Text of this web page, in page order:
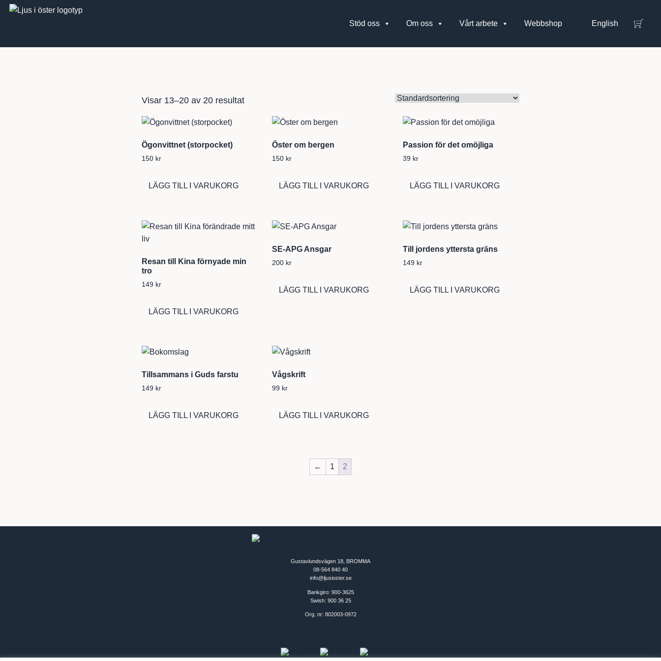
Stöd oss Om oss Vårt arbete Webbshop English
Visar 13–20 av 20 resultat
Ögonvittnet (storpocket)
150 kr
LÄGG TILL I VARUKORG
Öster om bergen
150 kr
LÄGG TILL I VARUKORG
Passion för det omöjliga
39 kr
LÄGG TILL I VARUKORG
Resan till Kina förnyade min
tro
149 kr
LÄGG TILL I VARUKORG
SE-APG Ansgar
200 kr
LÄGG TILL I VARUKORG
Till jordens yttersta gräns
149 kr
LÄGG TILL I VARUKORG
Tillsammans i Guds farstu
149 kr
LÄGG TILL I VARUKORG
Vågskrift
99 kr
LÄGG TILL I VARUKORG
← 1 2
Gustavlundsvägen 18, BROMMA
08-564 840 40
info@ljusioster.se
Bankgiro: 900-3625
Swish: 900 36 25
Org. nr: 802003-0972